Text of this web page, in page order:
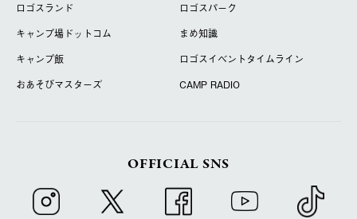
ロゴスランド
ロゴスパーク
キャンプ場ドットコム
まめ知識
キャンプ飯
ロゴスイベントタイムライン
おあそびマスターズ
CAMP RADIO
OFFICIAL SNS